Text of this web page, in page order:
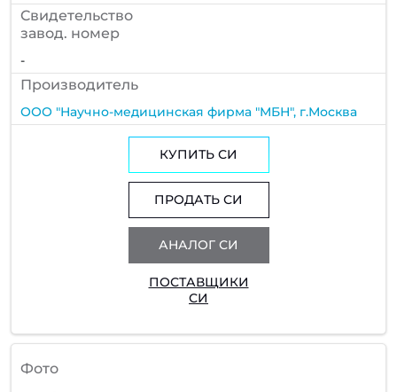
Cвидетельство
завод. номер
-
Производитель
ООО "Научно-медицинская фирма "МБН", г.Москва
КУПИТЬ СИ
ПРОДАТЬ СИ
АНАЛОГ СИ
ПОСТАВЩИКИ
СИ
Фото